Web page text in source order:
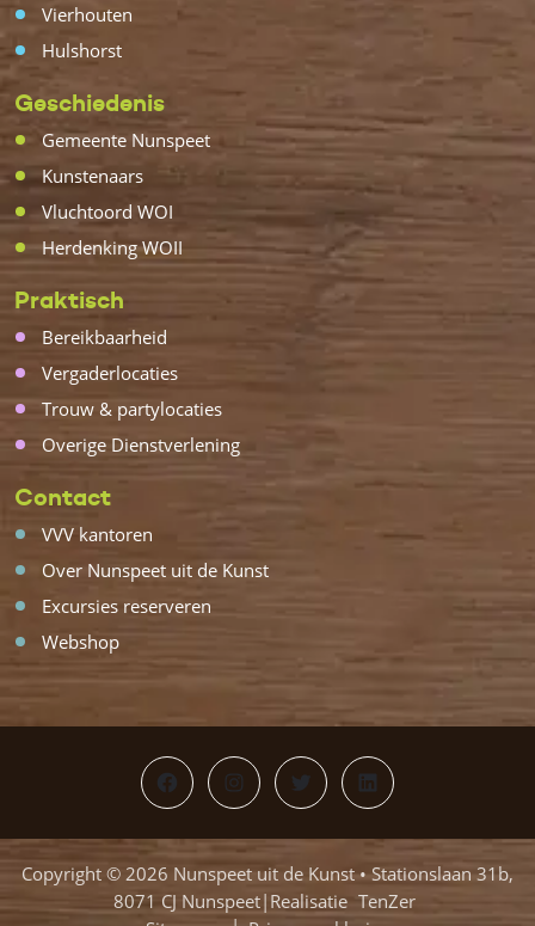
Vierhouten
Hulshorst
Geschiedenis
Gemeente Nunspeet
Kunstenaars
Vluchtoord WOI
Herdenking WOII
Praktisch
Bereikbaarheid
Vergaderlocaties
Trouw & partylocaties
Overige Dienstverlening
Contact
VVV kantoren
Over Nunspeet uit de Kunst
Excursies reserveren
Webshop
FacebookInstagram
TwitterLinkedIn
Copyright © 2026 Nunspeet uit de Kunst • Stationslaan 31b,
8071 CJ Nunspeet|Realisatie TenZer